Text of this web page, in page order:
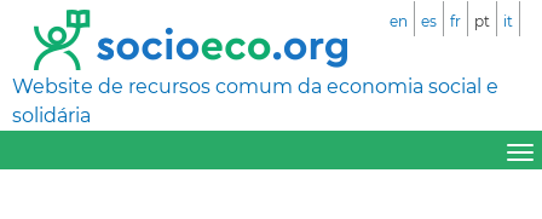
Website de recursos comum da economia social e
solidária
en es fr pt it